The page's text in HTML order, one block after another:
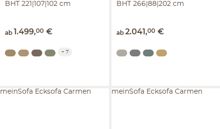
BHT 221|107|102 cm
ab 1.499,00 €
+ 7
BHT 266|88|202 cm
ab 2.041,00 €
meinSofa Ecksofa Carmen meinSofa Ecksofa Carmen